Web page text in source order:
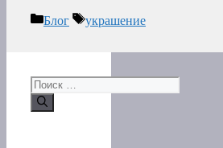
Рубрики
Блог Метки
украшение
Поиск: